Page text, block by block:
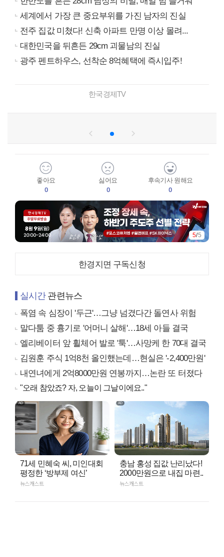
세계에서 가장 큰 중요부위를 가진 남자의 진실
전주 집값 미쳤다! 신축 아파트 만명 이상 몰려...
대한민국을 뒤흔든 29cm 괴물남의 진실
광주 펜트하우스, 선착순 8억혜택에 즉시입주!
한국경제TV
좋아요
0
싫어요
0
후속기사 원해요
0
5/5
한경지면 구독신청
실시간관련뉴스
폭염 속 심장이 '두근'…그냥 넘겼다간 돌연사 위험
말다툼 중 흉기로 '어머니 살해'…18세 아들 결국
엘리베이터 앞 휠체어 발로 '툭'…사망케 한 70대 결국
김원훈 주식 1억8천 올인했는데…현실은 '-2,400만원'
내연녀에게 2억8000만원 연봉까지…논란 또 터졌다
"오래 참았죠? 자, 오늘이 그날이에요.."
71세 민혜숙 씨, 미인대회
평정한 ‘방부제 여신’
뉴스캐스트
충남 홍성 집값 난리났다!
2000만원으로 내집 마련..
뉴스캐스트